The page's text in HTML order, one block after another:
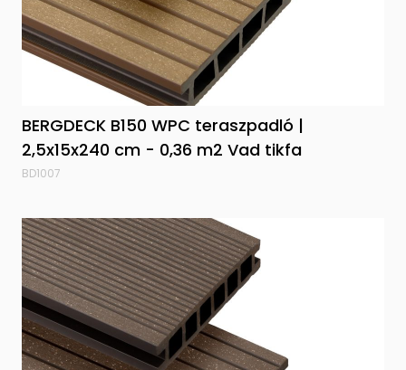
BERGDECK B150 WPC teraszpadló |
2,5x15x240 cm - 0,36 m2 Vad tikfa
BD1007